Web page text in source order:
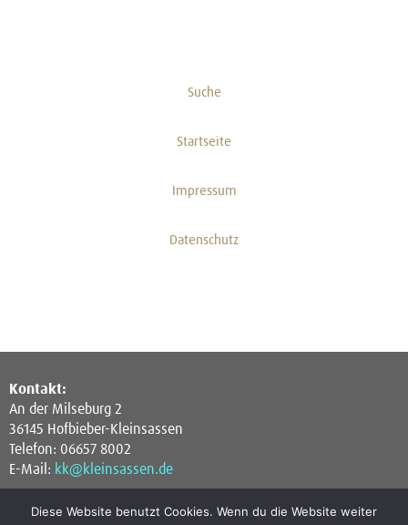
Suche
Startseite
Impressum
Datenschutz
Kontakt:
An der Milseburg 2
36145 Hofbieber-Kleinsassen
Telefon: 06657 8002
E-Mail: kk@kleinsassen.de
Diese Website benutzt Cookies. Wenn du die Website weiter